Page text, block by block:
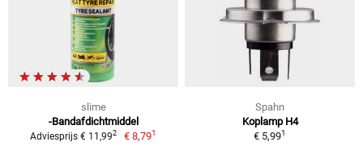
slime
-Bandafdichtmiddel
Adviesprijs € 11,992 € 8,791
Spahn
Koplamp H4
€ 5,991